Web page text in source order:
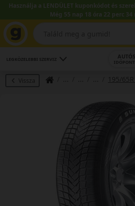
Használja a LENDÜLET kuponkódot és
Még 55 nap 18 óra 22 perc 33
LEGKÖZELEBBI SZERVIZ
Vissza 195/